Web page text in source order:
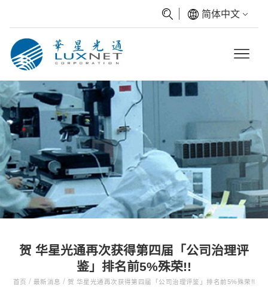
简体中文
贺 华星光通再次获得第四届「公司治理评
鉴」排名前5%殊荣!!
首页 / 最新消息/ 贺 华星光通再次获得第四届「公司治理评鉴」排名前5%殊荣!!